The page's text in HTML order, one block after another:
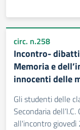
circ. n.258
Incontro-
Memoria e
innocenti delle
Gli studenti delle
Secondaria
all'incontro giovedì